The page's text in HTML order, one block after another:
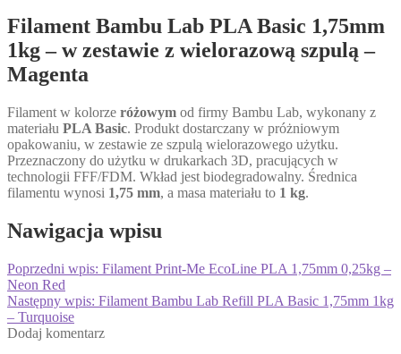
Filament Bambu Lab PLA Basic 1,75mm
1kg – w zestawie z wielorazową szpulą –
Magenta
Filament w kolorze różowym od firmy Bambu Lab, wykonany z
materiału PLA Basic. Produkt dostarczany w próżniowym
opakowaniu, w zestawie ze szpulą wielorazowego użytku.
Przeznaczony do użytku w drukarkach 3D, pracujących w
technologii FFF/FDM. Wkład jest biodegradowalny. Średnica
filamentu wynosi 1,75 mm, a masa materiału to 1 kg.
Nawigacja wpisu
Poprzedni wpis: Filament Print-Me EcoLine PLA 1,75mm 0,25kg –
Neon Red
Następny wpis: Filament Bambu Lab Refill PLA Basic 1,75mm 1kg
– Turquoise
Dodaj komentarz